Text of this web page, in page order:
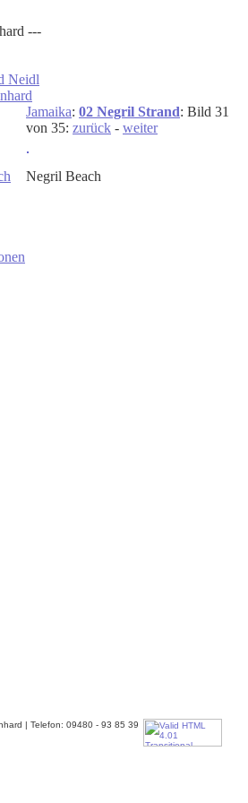
| Telefon: 09480 - 93 85 39
---
Neidl
Jamaika: 02 Negril Strand: Bild 31
von 35: zurück - weiter
Negril Beach